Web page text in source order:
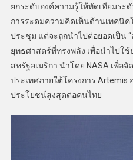
ยกระดับองค์ความรู้ให้ทัดเทียมร
การระดมความคิดเห็นด้านเทคนิ
ประชุม แต่จะถูกนำไปต่อยอดเป็น
ยุทธศาสตร์ที่ทรงพลัง เพื่อนำไปใ
สหรัฐอเมริกา นำโดย NASA เพื่อ
ประเทศภายใต้โครงการ Artemis
ประโยชน์สูงสุดต่อคนไทย